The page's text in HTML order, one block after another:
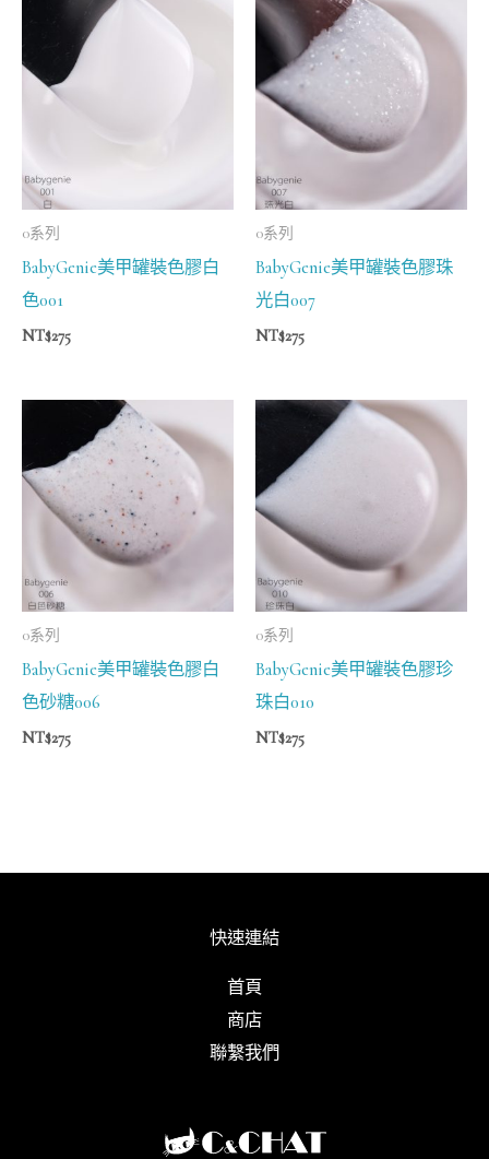
0系列
BabyGenie美甲罐裝色膠白
色001
NT$275
0系列
BabyGenie美甲罐裝色膠珠
光白007
NT$275
0系列
BabyGenie美甲罐裝色膠白
色砂糖006
NT$275
0系列
BabyGenie美甲罐裝色膠珍
珠白010
NT$275
快速連結
首頁
商店
聯繫我們